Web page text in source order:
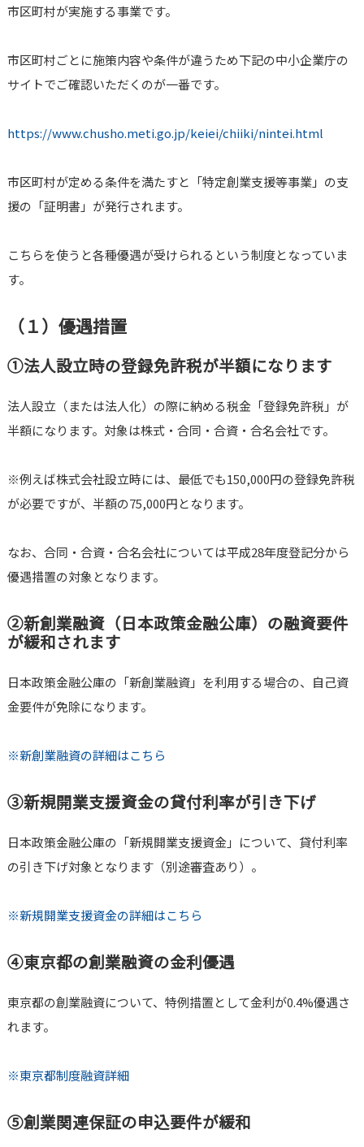
市区町村が実施する事業です。
市区町村ごとに施策内容や条件が違うため下記の中小企業庁の
サイトでご確認いただくのが一番です。
https://www.chusho.meti.go.jp/keiei/chiiki/nintei.html
市区町村が定める条件を満たすと「特定創業支援等事業」の支
援の「証明書」が発行されます。
こちらを使うと各種優遇が受けられるという制度となっていま
す。
（１）優遇措置
①法人設立時の登録免許税が半額になります
法人設立（または法人化）の際に納める税金「登録免許税」が
半額になります。対象は株式・合同・合資・合名会社です。
※例えば株式会社設立時には、最低でも150,000円の登録免許税
が必要ですが、半額の75,000円となります。
なお、合同・合資・合名会社については平成28年度登記分から
優遇措置の対象となります。
②新創業融資（日本政策金融公庫）の融資要件
が緩和されます
日本政策金融公庫の「新創業融資」を利用する場合の、自己資
金要件が免除になります。
※新創業融資の詳細はこちら
③新規開業支援資金の貸付利率が引き下げ
日本政策金融公庫の「新規開業支援資金」について、貸付利率
の引き下げ対象となります（別途審査あり）。
※新規開業支援資金の詳細はこちら
④東京都の創業融資の金利優遇
東京都の創業融資について、特例措置として金利が0.4%優遇さ
れます。
※東京都制度融資詳細
⑤創業関連保証の申込要件が緩和